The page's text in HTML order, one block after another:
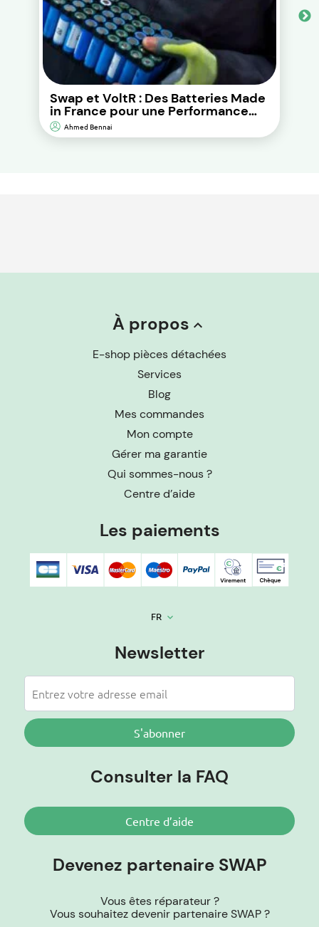
Swap et VoltR : Des Batteries Made
in France pour une Performance
Durable et d’Impact
Environnemental Réduit.
Ahmed Bennai
À propos keyboard_arrow_up
E-shop pièces détachées
Services
Blog
Mes commandes
Mon compte
Gérer ma garantie
Qui sommes-nous ?
Centre d’aide
Les paiements
FR keyboard_arrow_down
Newsletter
S'abonner
Consulter la FAQ
Centre d’aide
Devenez partenaire SWAP
Vous êtes réparateur ?
Vous souhaitez devenir partenaire SWAP ?